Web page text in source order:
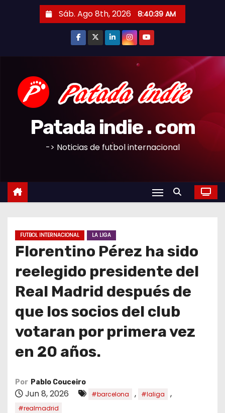
i
Sáb. Ago 8th, 2026 8:40:40 AM
Patada indie . com
-> Noticias de futbol internacional
FUTBOL INTERNACIONAL LA LIGA
Florentino Pérez ha sido
reelegido presidente del
Real Madrid después de
que los socios del club
votaran por primera vez
en 20 años.
Por Pablo Couceiro
Jun 8, 2026 #barcelona , #laliga ,
#realmadrid